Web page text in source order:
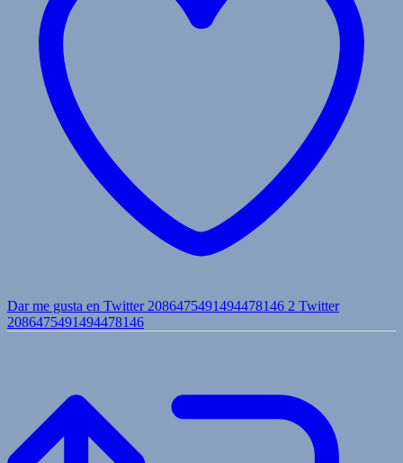
Dar me gusta en Twitter 2086475491494478146 2 Twitter
2086475491494478146